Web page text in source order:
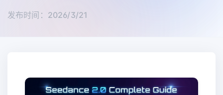
发布时间：2026/3/21